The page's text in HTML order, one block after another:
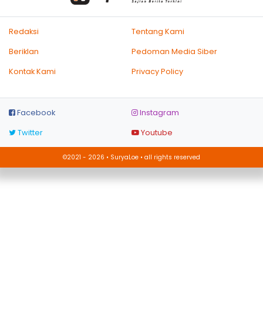
Redaksi
Tentang Kami
Beriklan
Pedoman Media Siber
Kontak Kami
Privacy Policy
Facebook
Instagram
Twitter
Youtube
©2021 - 2026 • SuryaLoe • all rights reserved